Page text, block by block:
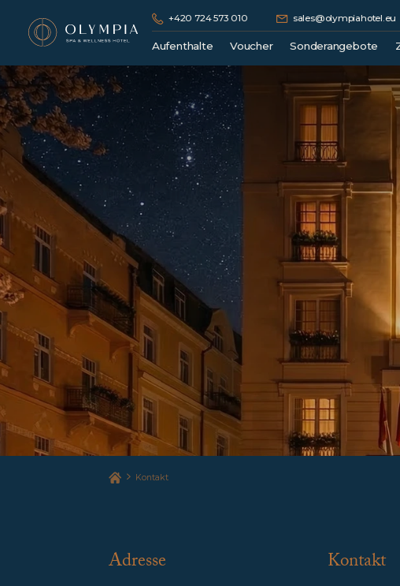
+420 724 573 010 sales@olympiahotel.eu
Aufenthalte
Kuraufenthalte
Wellness Pakete
Hotelunterkunft
Romantische Pakete
Voucher
Geschenkgutscheine
Sonderangebote
Kontakt
Adresse Kontakt